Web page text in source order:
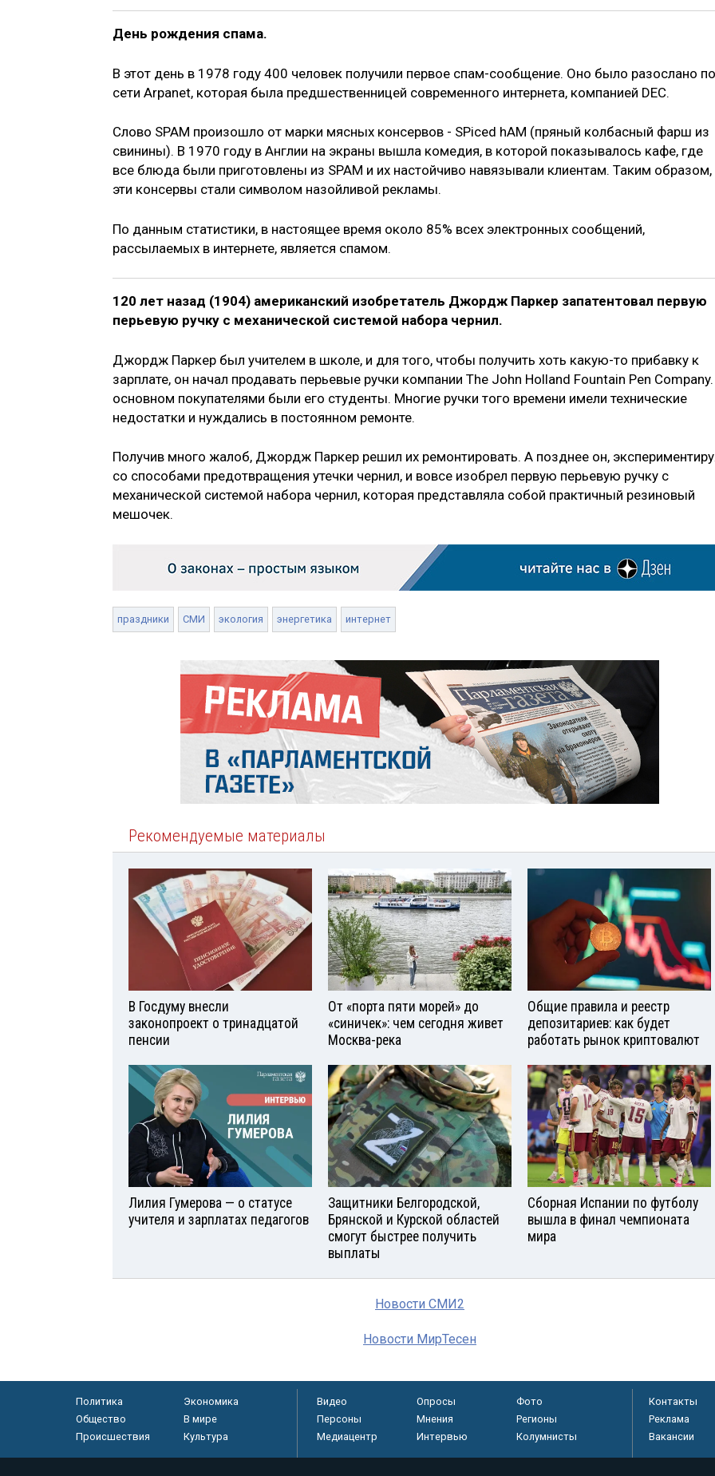
День рождения спама.
В этот день в 1978 году 400 человек получили первое спам-сообщение. Оно было разослано по
сети Arpanet, которая была предшественницей современного интернета, компанией DEC.
Слово SPAM произошло от марки мясных консервов - SPiced hAM (пряный колбасный фарш из
свинины). В 1970 году в Англии на экраны вышла комедия, в которой показывалось кафе, где
все блюда были приготовлены из SPAM и их настойчиво навязывали клиентам. Таким образом,
эти консервы стали символом назойливой рекламы.
По данным статистики, в настоящее время около 85% всех электронных сообщений,
рассылаемых в интернете, является спамом.
120 лет назад (1904) американский изобретатель Джордж Паркер запатентовал первую
перьевую ручку с механической системой набора чернил.
Джордж Паркер был учителем в школе, и для того, чтобы получить хоть какую-то прибавку к
зарплате, он начал продавать перьевые ручки компании The John Holland Fountain Pen
основном покупателями были его студенты. Многие ручки того времени имели технические
недостатки и нуждались в постоянном ремонте.
Получив много жалоб, Джордж Паркер решил их ремонтировать. А позднее он,
со способами предотвращения утечки чернил, и вовсе изобрел первую перьевую ручку с
механической системой набора чернил, которая представляла собой практичный резиновый
мешочек.
праздники СМИ экология энергетика интернет
Рекомендуемые материалы
В Госдуму внесли
законопроект о тринадцатой
пенсии
От «порта пяти морей» до
«синичек»: чем сегодня живет
Москва-река
Общие правила и реестр
депозитариев: как будет
работать рынок криптовалют
Лилия Гумерова — о статусе
учителя и зарплатах педагогов
Защитники Белгородской,
Брянской и Курской областей
смогут быстрее получить
выплаты
Сборная Испании по футболу
вышла в финал чемпионата
мира
Новости СМИ2
Новости МирТесен
Политика
Экономика
Общество
В мире
Происшествия
Культура
Видео Опросы
Фото
Персоны
Мнения
Регионы
Медиацентр
Интервью Колумнисты
Контакты
Реклама
Вакансии